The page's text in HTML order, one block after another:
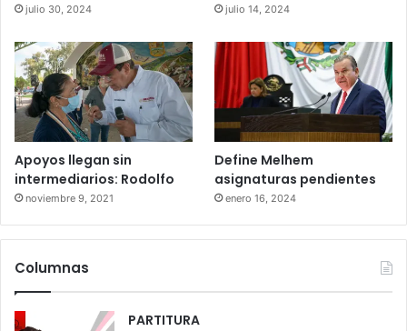
julio 30, 2024 julio 14, 2024
Apoyos llegan sin
intermediarios: Rodolfo
noviembre 9, 2021
Define Melhem
asignaturas pendientes
enero 16, 2024
Columnas
PARTITURA